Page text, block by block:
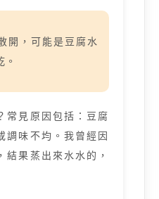
開，可能是豆腐水
常見原因包括：豆腐
調味不均。我曾經因
結果蒸出來水水的，